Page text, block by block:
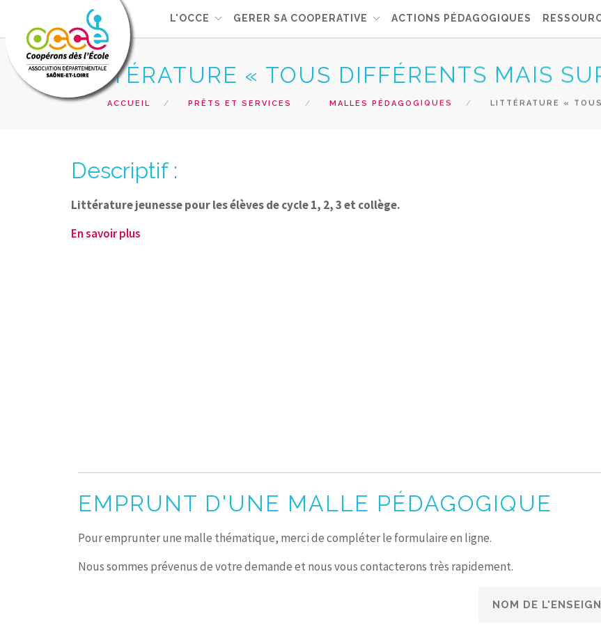
L'OCCE GERER SA COOPERATIVE ACTIONS PÉDAGOGIQUES
LITTÉRATURE « TOUS DIFFÉRENTS MAIS
ACCUEIL PRÊTS ET SERVICES MALLES PÉDAGOGIQUES LITTÉRATURE «
Descriptif :
Littérature jeunesse pour les élèves de cycle 1, 2, 3 et collège.
En savoir plus
EMPRUNT D'UNE MALLE PÉDAGOGIQUE
Pour emprunter une malle thématique, merci de compléter le formulaire en ligne.
Nous sommes prévenus de votre demande et nous vous contacterons très rapidement.